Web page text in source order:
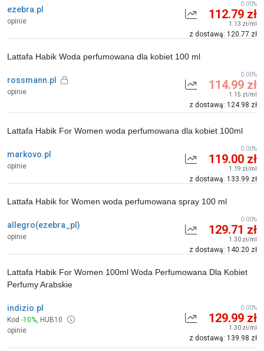
ezebra.pl
opinie 112.79 zł
1.13 zł/ml
z dostawą: 120.77 zł
0.00%
rossmann.pl
opinie
Lattafa Habik Woda perfumowana dla kobiet 100 ml
114.99 zł
1.15 zł/ml
z dostawą: 124.98 zł
0.00%
markovo.pl
opinie
Lattafa Habik For Women woda perfumowana dla kobiet 100ml
119.00 zł
1.19 zł/ml
z dostawą: 133.99 zł
0.00%
allegro(ezebra_pl)
opinie
Lattafa Habik for Women woda perfumowana spray 100 ml
129.71 zł
1.30 zł/ml
z dostawą: 140.20 zł
0.00%
indizio.pl
Kod -10%, HUB10
opinie
Lattafa Habik For Women 100ml Woda Perfumowana Dla Kobiet
Perfumy Arabskie
129.99 zł
1.30 zł/ml
z dostawą: 139.98 zł
0.00%